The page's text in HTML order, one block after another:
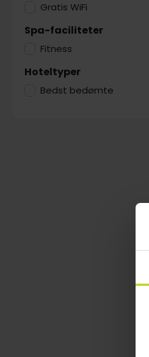
Gratis WiFi
Spa-faciliteter
Fitness
Hoteltyper
Bedst bedømte